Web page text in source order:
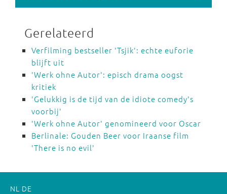
Gerelateerd
Verfilming bestseller 'Tsjik': echte euforie
blijft uit
'Werk ohne Autor': episch drama oogst
kritiek
'Gelukkig is de tijd van de idiote comedy's
voorbij'
'Werk ohne Autor' genomineerd voor Oscar
Berlinale: Gouden Beer voor Iraanse film
'There is no evil'
NL DE